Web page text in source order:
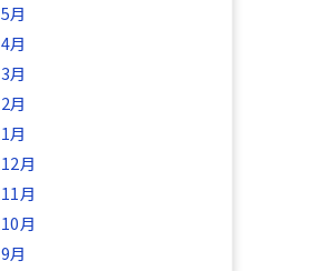
月
月
月
月
月
月
月
月
月